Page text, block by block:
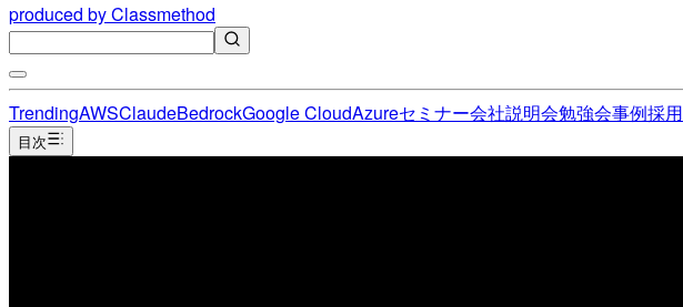
produced by Classmethod
TrendingAWSClaudeBedrockGoogle CloudAzureセミナー会社説明会勉強会事例採用
目次